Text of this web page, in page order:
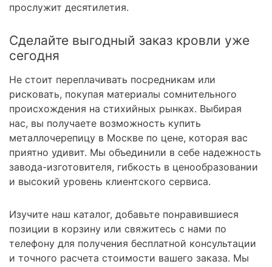
прослужит десятилетия.
Сделайте выгодный заказ кровли уже
сегодня
Не стоит переплачивать посредникам или
рисковать, покупая материалы сомнительного
происхождения на стихийных рынках. Выбирая
нас, вы получаете возможность купить
металлочерепицу в Москве по цене, которая вас
приятно удивит. Мы объединили в себе надежность
завода-изготовителя, гибкость в ценообразовании
и высокий уровень клиентского сервиса.
Изучите наш каталог, добавьте понравившиеся
позиции в корзину или свяжитесь с нами по
телефону для получения бесплатной консультации
и точного расчета стоимости вашего заказа. Мы